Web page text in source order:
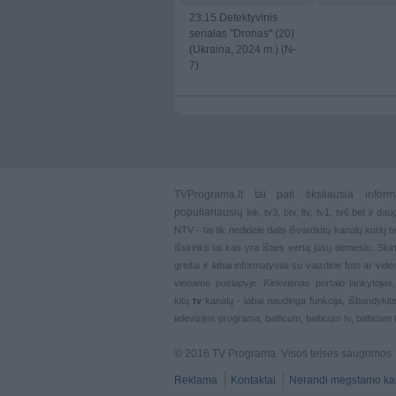
23:15 Detektyvinis
serialas "Dronas" (20)
(Ukraina, 2024 m.) (N-
7)
TVPrograma.lt tai pati tiksliausia
populiariausių lnk tv3 btv, ltv tv1 tv6 bet ir
NTV - tai tik nedidelė dalis išvardintų kanalų kurių
išsirinkti tai kas yra išties vertą jūsų dėmesio.
greitai ir labai informatyviai su vaizdine foto ar
viename puslapyje. Kiekvienas portalo
kitų tvkanalų - labai naudinga funkcija,
televizijos programa, balticum, balticum tv, balticum
© 2016 TV Programa. Visos teises saugomos
Reklama Kontaktai Nerandi mėgstamo